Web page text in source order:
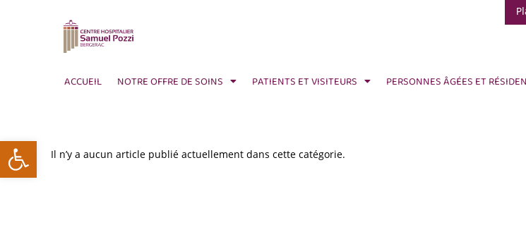
Ouvrir la barre d’outils
ACCUEIL NOTRE OFFRE DE SOINS PATIENTS ET VISITEURS PERSONNES ÂGÉES ET
Il n’y a aucun article publié actuellement dans cette catégorie.